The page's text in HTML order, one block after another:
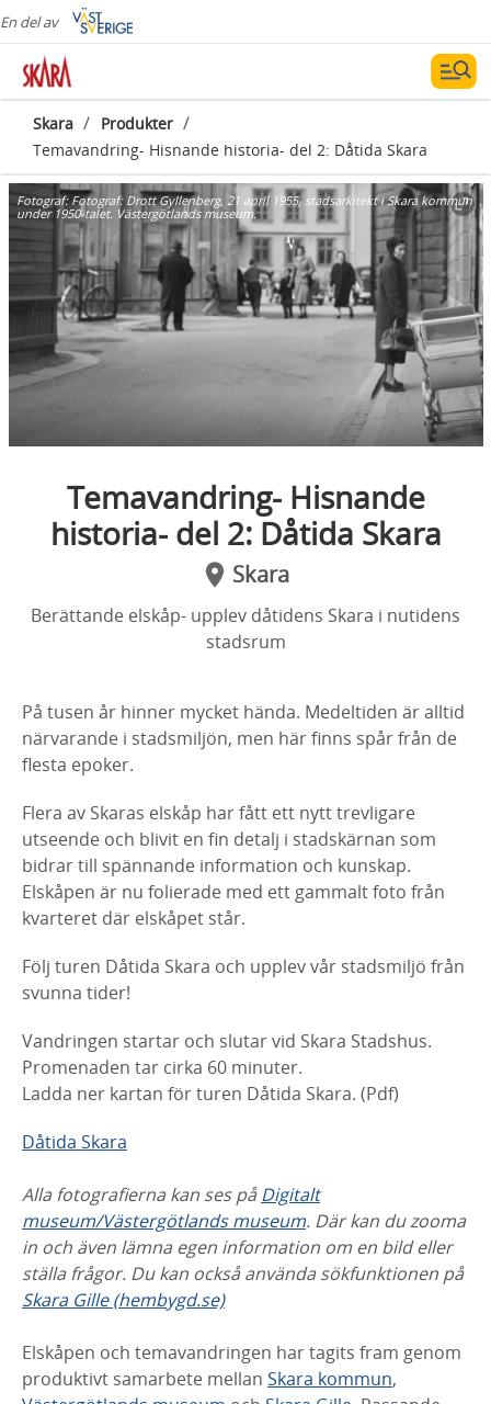
En del av
Skara / Produkter /
Temavandring- Hisnande historia- del 2: Dåtida Skara
Fotograf:Fotograf: Drott Gyllenberg, 21 april 1955, stadsarkitekt i Skara kommun
under 1950-talet. Västergötlands museum.
Temavandring- Hisnande
historia- del 2: Dåtida Skara
Skara
Berättande elskåp- upplev dåtidens Skara i nutidens
stadsrum
På tusen år hinner mycket hända. Medeltiden är alltid
närvarande i stadsmiljön, men här finns spår från de
flesta epoker.
Flera av Skaras elskåp har fått ett nytt trevligare
utseende och blivit en fin detalj i stadskärnan som
bidrar till spännande information och kunskap.
Elskåpen är nu folierade med ett gammalt foto från
kvarteret där elskåpet står.
Följ turen Dåtida Skara och upplev vår stadsmiljö från
svunna tider!
Vandringen startar och slutar vid Skara Stadshus.
Promenaden tar cirka 60 minuter.
Ladda ner kartan för turen Dåtida Skara. (Pdf)
Dåtida Skara
Alla fotografierna kan ses påDigitalt
museum/Västergötlands museum. Där kan du zooma
in och även lämna egen information om en bild eller
ställa frågor. Du kan också använda sökfunktionen på
Skara Gille (hembygd.se)
Elskåpen och temavandringen har tagits fram genom
produktivt samarbete mellan Skara kommun,